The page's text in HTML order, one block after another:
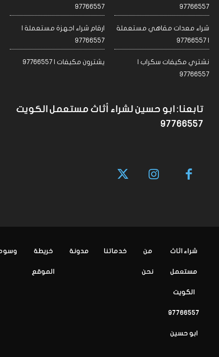
97766557
97766557
شراء معدات مقاهي مستعملة
| 97766557
ارقام شراء اجهزة مستعملة |
97766557
نشتري مكيفات سكراب |
97766557
يشترون مكيفات | 97766557
تابعنا: ابو حسين لشراء أثاث مستعمل الكويت
97766557
شراء اثاث
مستعمل
الكويت
97766557
ابو حسين
من
نحن
خدماتنا مدونة خريطة
الموقع